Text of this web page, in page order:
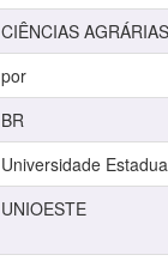
CIÊNCIAS
por
BR
Universidade
UNIOESTE